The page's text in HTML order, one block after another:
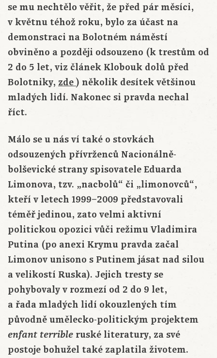
se mu nechtělo věřit, že před pár měsíci,
v květnu téhož roku, bylo za účast na
demonstraci na Bolotném náměstí
obviněno a později odsouzeno (k trestům od
2 do 5 let, viz článek Klobouk dolů před
Bolotniky, zde) několik desítek většinou
mladých lidí. Nakonec si pravda nechal
říct.
Málo se u nás ví také o stovkách
odsouzených přívrženců Nacionálně-
bolševické strany spisovatele Eduarda
Limonova, tzv. „nacbolů“ či „limonovců“,
kteří v letech 1999–2009 představovali
téměř jedinou, zato velmi aktivní
politickou opozici vůči režimu Vladimira
Putina (po anexi Krymu pravda začal
Limonov unisono s Putinem jásat nad silou
a velikostí Ruska). Jejich tresty se
pohybovaly v rozmezí od 2 do 9 let,
a řada mladých lidí okouzlených tím
původně umělecko-politickým projektem
enfant terrible ruské literatury, za své
postoje bohužel také zaplatila životem.